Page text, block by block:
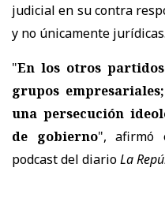
judicial en su contra
y no únicamente jurídicas.
"En los otros
grupos
una persecución
de gobierno", afirmó
podcast del diarioLa